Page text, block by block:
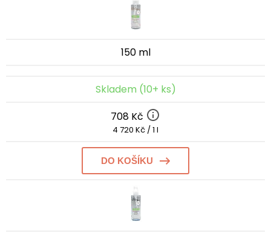
150 ml
Skladem (10+ ks)
708 Kč
4 720 Kč / 1 l
DO KOŠÍKU